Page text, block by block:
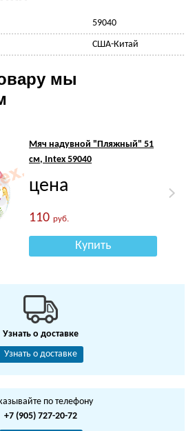
59040
США-Китай
мы
Мяч надувной "Пляжный" 51
см, Intex 59040
цена
110руб.
Купить
Узнать о доставке
Узнать о доставке
по телефону
+7 (905) 727-20-72